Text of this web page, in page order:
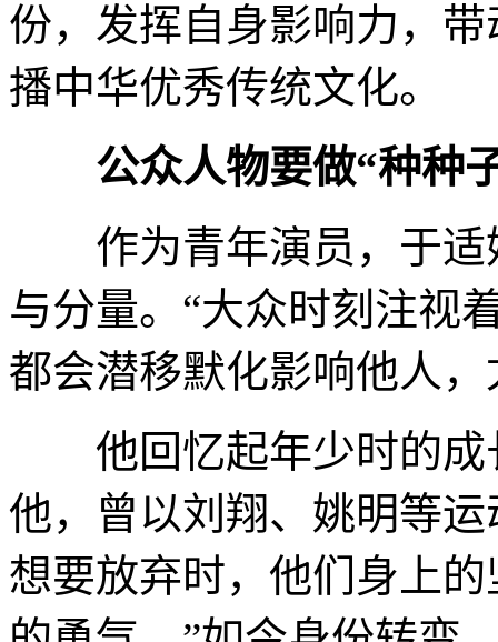
份，发挥自身影响力，
播中华优秀传统文化。
公众人物要做“种种
作为青年演员，于适
与分量。“大众时刻注视
都会潜移默化影响他人
他回忆起年少时的成
他，曾以刘翔、姚明等
想要放弃时，他们身上